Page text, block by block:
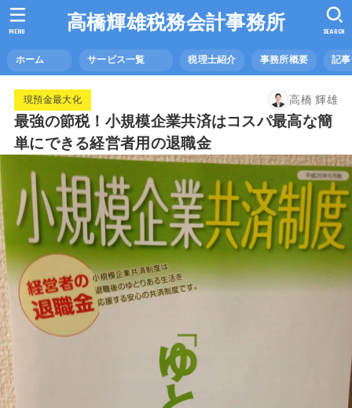
高橋輝雄税務会計事務所
ホーム サービス一覧 税理士紹介 事務所概要 記
SEARCH
MENU
現預金最大化 高橋 輝雄
最強の節税！小規模企業共済はコスパ最高な簡
単にできる経営者用の退職金